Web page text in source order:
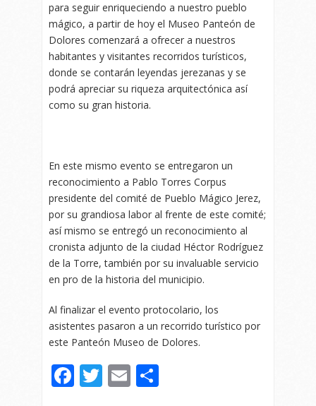
para seguir enriqueciendo a nuestro pueblo
mágico, a partir de hoy el Museo Panteón de
Dolores comenzará a ofrecer a nuestros
habitantes y visitantes recorridos turísticos,
donde se contarán leyendas jerezanas y se
podrá apreciar su riqueza arquitectónica así
como su gran historia.
En este mismo evento se entregaron un
reconocimiento a Pablo Torres Corpus
presidente del comité de Pueblo Mágico Jerez,
por su grandiosa labor al frente de este comité;
así mismo se entregó un reconocimiento al
cronista adjunto de la ciudad Héctor Rodríguez
de la Torre, también por su invaluable servicio
en pro de la historia del municipio.
Al finalizar el evento protocolario, los
asistentes pasaron a un recorrido turístico por
este Panteón Museo de Dolores.
Facebook
Twitter
Email